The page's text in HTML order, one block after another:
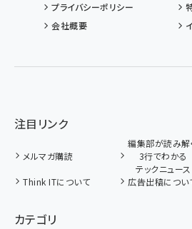
プライバシーポリシー
会社概要
注目リンク
メルマガ購読
編集部が読み解
3行でわかる
テックニュース
Think ITについて 広告出稿につい
カテゴリ